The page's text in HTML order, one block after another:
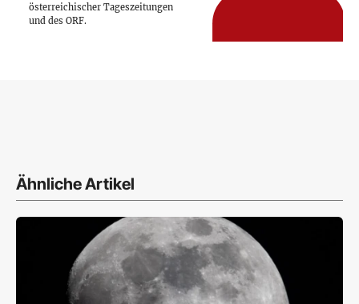
österreichischer Tageszeitungen
und des ORF.
Ähnliche Artikel